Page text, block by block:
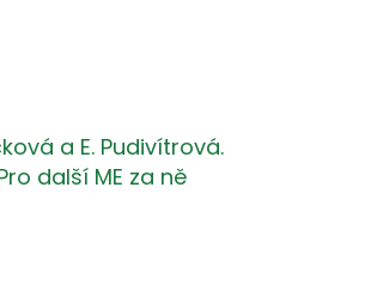
a E. Pudivítrová.
další ME za ně